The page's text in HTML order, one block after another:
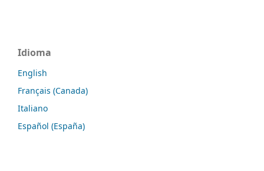
Idioma
English
Français (Canada)
Italiano
Español (España)